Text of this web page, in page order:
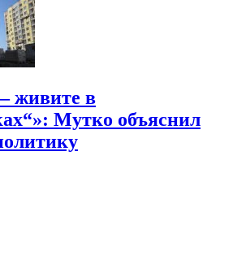
живите в
Мутко объяснил